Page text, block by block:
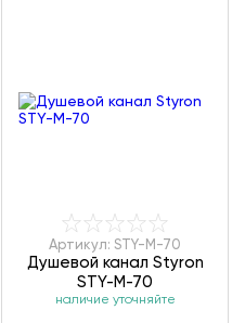
Артикул: STY-M-70
Душевой канал Styron
STY-M-70
наличие уточняйте